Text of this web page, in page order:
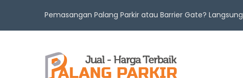
Pemasangan Palang Parkir atau Barrier Gate? Langsung